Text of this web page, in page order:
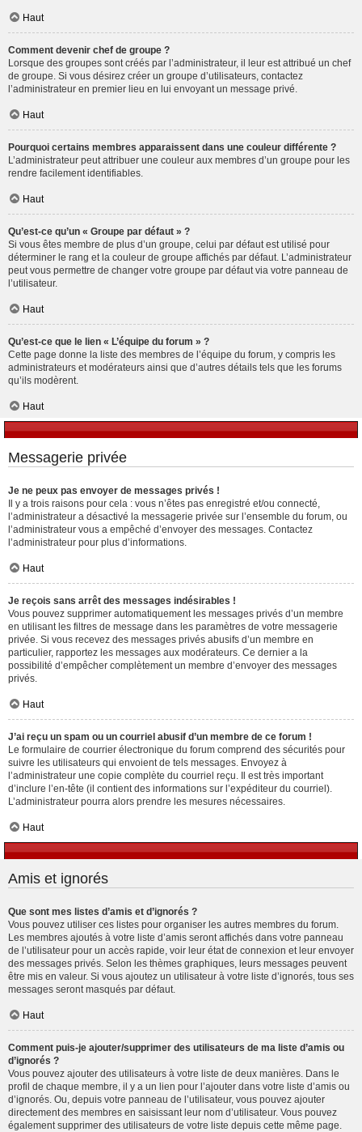
Haut
Comment devenir chef de groupe ?
Lorsque des groupes sont créés par l’administrateur, il leur est attribué un chef
de groupe. Si vous désirez créer un groupe d’utilisateurs, contactez
l’administrateur en premier lieu en lui envoyant un message privé.
Haut
Pourquoi certains membres apparaissent dans une couleur différente ?
L’administrateur peut attribuer une couleur aux membres d’un groupe pour les
rendre facilement identifiables.
Haut
Qu’est-ce qu’un « Groupe par défaut » ?
Si vous êtes membre de plus d’un groupe, celui par défaut est utilisé pour
déterminer le rang et la couleur de groupe affichés par défaut. L’administrateur
peut vous permettre de changer votre groupe par défaut via votre panneau de
l’utilisateur.
Haut
Qu’est-ce que le lien « L’équipe du forum » ?
Cette page donne la liste des membres de l’équipe du forum, y compris les
administrateurs et modérateurs ainsi que d’autres détails tels que les forums
qu’ils modèrent.
Haut
Messagerie privée
Je ne peux pas envoyer de messages privés !
Il y a trois raisons pour cela : vous n’êtes pas enregistré et/ou connecté,
l’administrateur a désactivé la messagerie privée sur l’ensemble du forum, ou
l’administrateur vous a empêché d’envoyer des messages. Contactez
l’administrateur pour plus d’informations.
Haut
Je reçois sans arrêt des messages indésirables !
Vous pouvez supprimer automatiquement les messages privés d’un membre
en utilisant les filtres de message dans les paramètres de votre messagerie
privée. Si vous recevez des messages privés abusifs d’un membre en
particulier, rapportez les messages aux modérateurs. Ce dernier a la
possibilité d’empêcher complètement un membre d’envoyer des messages
privés.
Haut
J’ai reçu un spam ou un courriel abusif d’un membre de ce forum !
Le formulaire de courrier électronique du forum comprend des sécurités pour
suivre les utilisateurs qui envoient de tels messages. Envoyez à
l’administrateur une copie complète du courriel reçu. Il est très important
d’inclure l’en-tête (il contient des informations sur l’expéditeur du courriel).
L’administrateur pourra alors prendre les mesures nécessaires.
Haut
Amis et ignorés
Que sont mes listes d’amis et d’ignorés ?
Vous pouvez utiliser ces listes pour organiser les autres membres du forum.
Les membres ajoutés à votre liste d’amis seront affichés dans votre panneau
de l’utilisateur pour un accès rapide, voir leur état de connexion et leur envoyer
des messages privés. Selon les thèmes graphiques, leurs messages peuvent
être mis en valeur. Si vous ajoutez un utilisateur à votre liste d’ignorés, tous ses
messages seront masqués par défaut.
Haut
Comment puis-je ajouter/supprimer des utilisateurs de ma liste d’amis ou
d’ignorés ?
Vous pouvez ajouter des utilisateurs à votre liste de deux manières. Dans le
profil de chaque membre, il y a un lien pour l’ajouter dans votre liste d’amis ou
d’ignorés. Ou, depuis votre panneau de l’utilisateur, vous pouvez ajouter
directement des membres en saisissant leur nom d’utilisateur. Vous pouvez
également supprimer des utilisateurs de votre liste depuis cette même page.